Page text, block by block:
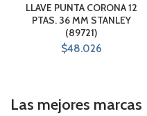
LLAVE PUNTA CORONA 12
PTAS. 36 MM STANLEY
(89721)
$48.026
Las mejores marcas